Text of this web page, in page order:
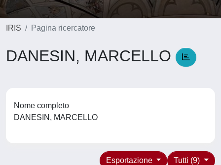
IRIS Pagina ricercatore
DANESIN, MARCELLO
Nome completo
DANESIN, MARCELLO
Tutti (9)
Esportazione